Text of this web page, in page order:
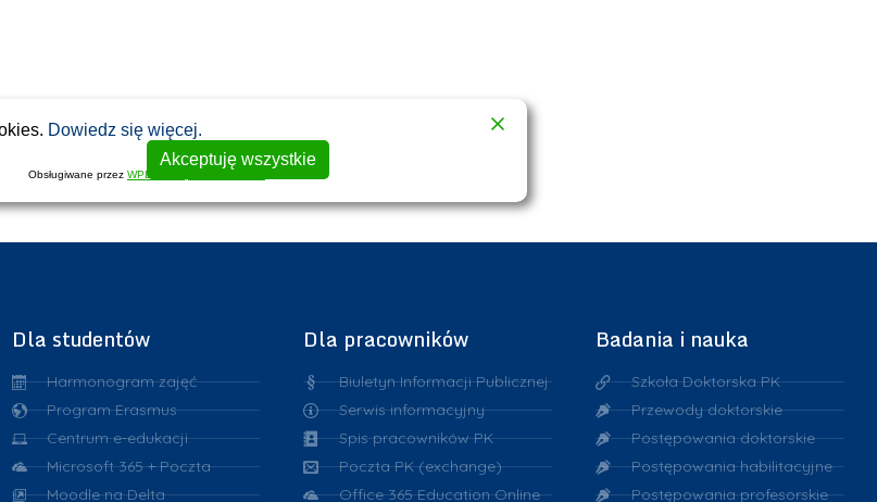
Dla studentów
Harmonogram zajęć
Program Erasmus
Centrum e-edukacji
Microsoft 365 + Poczta
Moodle na Delta
Dla pracowników
Biuletyn Informacji Publicznej
Serwis informacyjny
Spis pracowników PK
Poczta PK (exchange)
Office 365 Education Online
Badania i nauka
Szkoła Doktorska PK
Przewody doktorskie
Postępowania doktorskie
Postępowania habilitacyjne
Postępowania profesorskie
Dowiedz się więcej.
Akceptuję wszystkie
Obsługiwane przez WPLP Compliance Platform